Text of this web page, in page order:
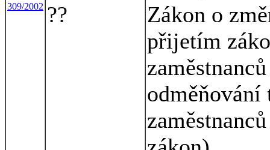
309/2002 ??
Zákon o
přijetím
odměňování